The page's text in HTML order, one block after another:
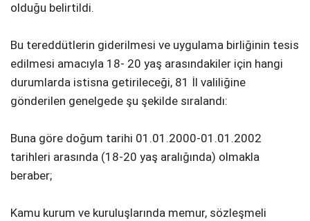
olduğu belirtildi.
Bu tereddütlerin giderilmesi ve uygulama birliğinin tesis
edilmesi amacıyla 18- 20 yaş arasındakiler için hangi
durumlarda istisna getirileceği, 81 İl valiliğine
gönderilen genelgede şu şekilde sıralandı:
Buna göre doğum tarihi 01.01.2000-01.01.2002
tarihleri arasında (18-20 yaş aralığında) olmakla
beraber;
Kamu kurum ve kuruluşlarında memur, sözleşmeli